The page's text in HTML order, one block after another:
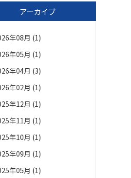
アーカイブ
年08月 (1)
年05月 (1)
年04月 (3)
年02月 (1)
年12月 (1)
年11月 (1)
年10月 (1)
年09月 (1)
年05月 (1)